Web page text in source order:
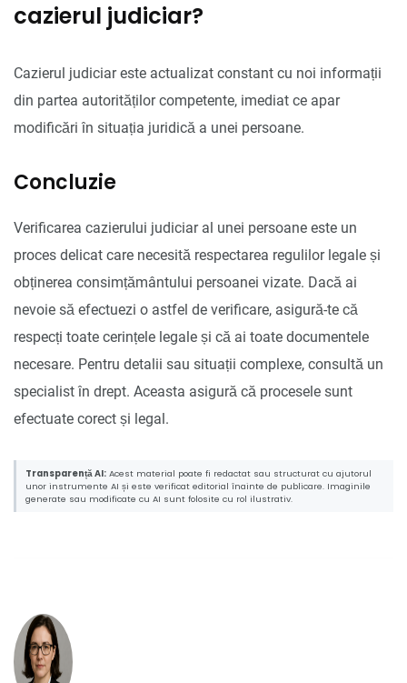
cazierul judiciar?
Cazierul judiciar este actualizat constant cu noi informații
din partea autorităților competente, imediat ce apar
modificări în situația juridică a unei persoane.
Concluzie
Verificarea cazierului judiciar al unei persoane este un
proces delicat care necesită respectarea regulilor legale și
obținerea consimțământului persoanei vizate. Dacă ai
nevoie să efectuezi o astfel de verificare, asigură-te că
respecți toate cerințele legale și că ai toate documentele
necesare. Pentru detalii sau situații complexe, consultă un
specialist în drept. Aceasta asigură că procesele sunt
efectuate corect și legal.
Transparență AI: Acest material poate fi redactat sau structurat cu ajutorul
unor instrumente AI și este verificat editorial înainte de publicare. Imaginile
generate sau modificate cu AI sunt folosite cu rol ilustrativ.